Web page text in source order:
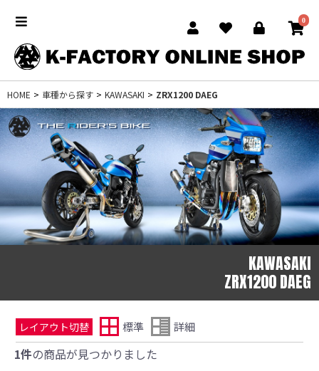
0
HOME > 車種から探す > KAWASAKI > ZRX1200 DAEG
KAWASAKI
ZRX1200 DAEG
レイアウト切替 標準 詳細
1件の商品が見つかりました